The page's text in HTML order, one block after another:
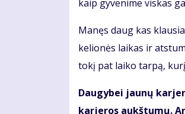
kaip gyvenime viskas
Manęs daug kas
kelionės laikas ir
tokį pat laiko tarpą,
Daugybei jaunų
karjeros aukštumų.